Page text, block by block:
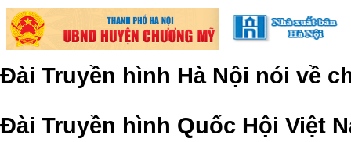
Đài Truyền hình Hà Nội nói về
Đài Truyền hình Quốc Hội Việt